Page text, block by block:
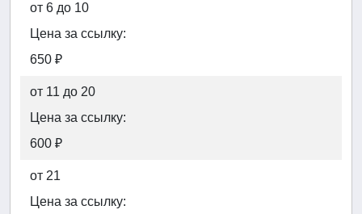
от 6 до 10
Цена за ссылку:
650 ₽
от 11 до 20
Цена за ссылку:
600 ₽
от 21
Цена за ссылку: